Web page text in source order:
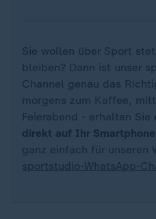
Sie wollen über Sport
bleiben? Dann ist unser
Channel genau das
morgens zum Kaffee,
Feierabend - erhalten Sie
direkt auf Ihr Smartphone
ganz einfach für unseren
sportstudio-WhatsApp-